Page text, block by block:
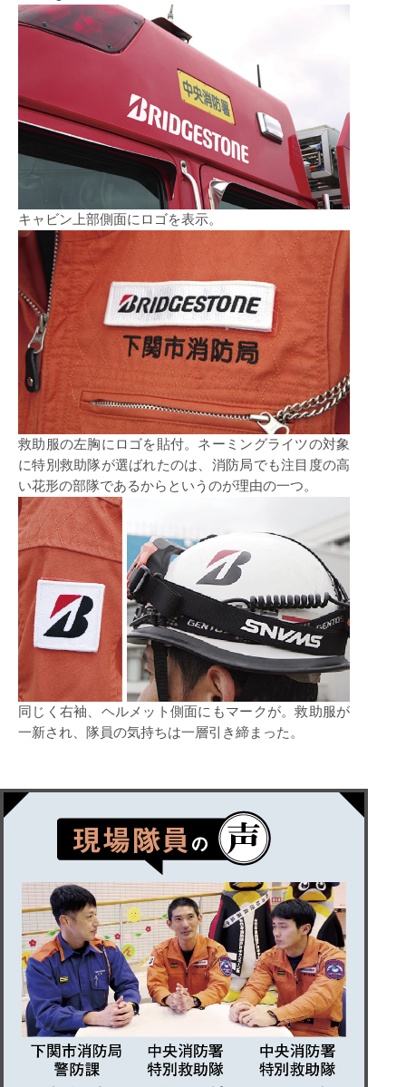
キャビン上部側面にロゴを表示。
救助服の左胸にロゴを貼付。ネーミングライツの対象
に特別救助隊が選ばれたのは、消防局でも注目度の高
い花形の部隊であるからというのが理由の一つ。
同じく右袖、ヘルメット側面にもマークが。救助服が
一新され、隊員の気持ちは一層引き締まった。